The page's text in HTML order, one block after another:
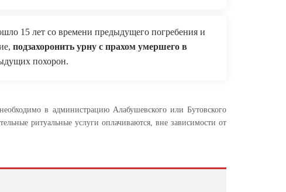
15 лет со времени предыдущего погребения и
подзахоронить урну с прахом умершего в
похорон.
в администрацию Алабушевского или Бутовского
ритуальные услуги оплачиваются, вне зависимости от